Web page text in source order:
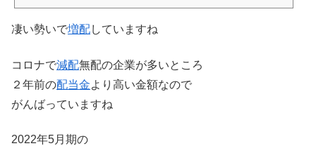
凄い勢いで増配していますね
コロナで減配無配の企業が多いところ
２年前の配当金より高い金額なので
がんばっていますね
2022年5月期の